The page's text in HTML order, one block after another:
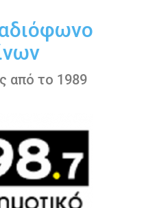
από το 1989